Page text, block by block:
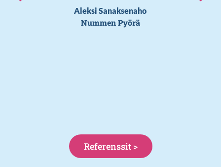
Aleksi Sanaksenaho
Nummen Pyörä
Referenssit >